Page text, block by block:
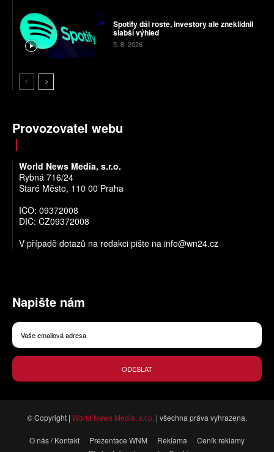
Spotify dál roste, investory ale zneklidnil
slabší výhled
5. 8. 2026
Provozovatel webu
World News Media, s.r.o.
Rybná 716/24
Staré Město, 110 00 Praha
IČO: 09372008
DIČ: CZ09372008
V případě dotazů na redakci pište na info@wn24.cz
Napište nám
ODESLAT
© Copyright | World News Media, s.r.o. | všechna práva vyhrazena.
O nás / Kontakt Prezentace WNM Reklama
Ceník reklamy